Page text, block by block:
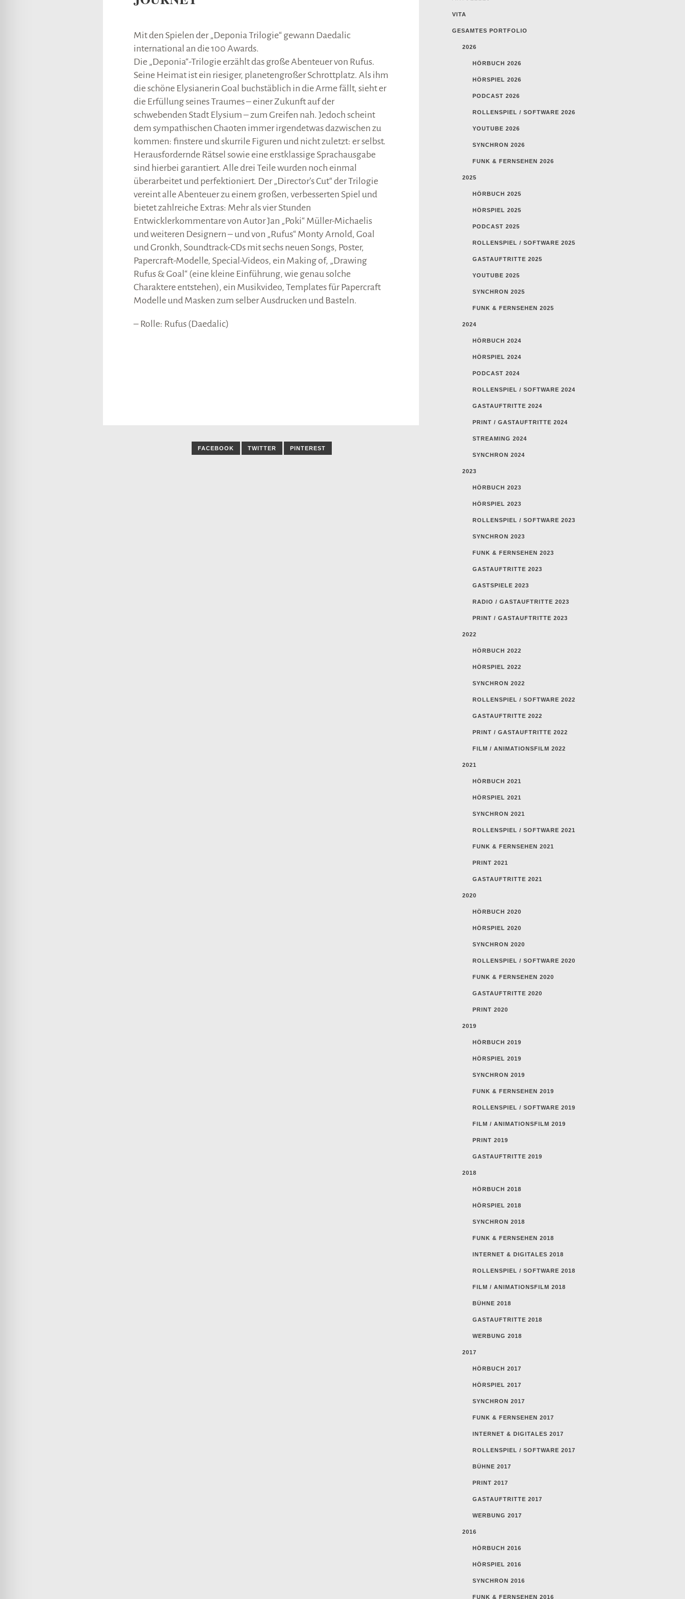
Mit den Spielen der „Deponia Trilogie“ gewann Daedalic
international an die 100 Awards.
Die „Deponia“-Trilogie erzählt das große Abenteuer von Rufus.
Seine Heimat ist ein riesiger, planetengroßer Schrottplatz. Als ihm
die schöne Elysianerin Goal buchstäblich in die Arme fällt, sieht er
die Erfüllung seines Traumes – einer Zukunft auf der
schwebenden Stadt Elysium – zum Greifen nah. Jedoch scheint
dem sympathischen Chaoten immer irgendetwas dazwischen zu
kommen: finstere und skurrile Figuren und nicht zuletzt: er selbst.
Herausfordernde Rätsel sowie eine erstklassige Sprachausgabe
sind hierbei garantiert. Alle drei Teile wurden noch einmal
überarbeitet und perfektioniert. Der „Director’s Cut“ der Trilogie
vereint alle Abenteuer zu einem großen, verbesserten Spiel und
bietet zahlreiche Extras: Mehr als vier Stunden
Entwicklerkommentare von Autor Jan „Poki“ Müller-Michaelis
und weiteren Designern – und von „Rufus“ Monty Arnold, Goal
und Gronkh, Soundtrack-CDs mit sechs neuen Songs, Poster,
Papercraft-Modelle, Special-Videos, ein Making of, „Drawing
Rufus & Goal“ (eine kleine Einführung, wie genau solche
Charaktere entstehen), ein Musikvideo, Templates für Papercraft
Modelle und Masken zum selber Ausdrucken und Basteln.
– Rolle: Rufus (Daedalic)
FACEBOOK TWITTER PINTEREST
VITA
GESAMTES PORTFOLIO
2026
HÖRBUCH 2026
HÖRSPIEL 2026
PODCAST 2026
ROLLENSPIEL / SOFTWARE 2026
YOUTUBE 2026
SYNCHRON 2026
FUNK & FERNSEHEN 2026
2025
HÖRBUCH 2025
HÖRSPIEL 2025
PODCAST 2025
ROLLENSPIEL / SOFTWARE 2025
GASTAUFTRITTE 2025
YOUTUBE 2025
SYNCHRON 2025
FUNK & FERNSEHEN 2025
2024
HÖRBUCH 2024
HÖRSPIEL 2024
PODCAST 2024
ROLLENSPIEL / SOFTWARE 2024
GASTAUFTRITTE 2024
PRINT / GASTAUFTRITTE 2024
STREAMING 2024
SYNCHRON 2024
2023
HÖRBUCH 2023
HÖRSPIEL 2023
ROLLENSPIEL / SOFTWARE 2023
SYNCHRON 2023
FUNK & FERNSEHEN 2023
GASTAUFTRITTE 2023
GASTSPIELE 2023
RADIO / GASTAUFTRITTE 2023
PRINT / GASTAUFTRITTE 2023
2022
HÖRBUCH 2022
HÖRSPIEL 2022
SYNCHRON 2022
ROLLENSPIEL / SOFTWARE 2022
GASTAUFTRITTE 2022
PRINT / GASTAUFTRITTE 2022
FILM / ANIMATIONSFILM 2022
2021
HÖRBUCH 2021
HÖRSPIEL 2021
SYNCHRON 2021
ROLLENSPIEL / SOFTWARE 2021
FUNK & FERNSEHEN 2021
PRINT 2021
GASTAUFTRITTE 2021
2020
HÖRBUCH 2020
HÖRSPIEL 2020
SYNCHRON 2020
ROLLENSPIEL / SOFTWARE 2020
FUNK & FERNSEHEN 2020
GASTAUFTRITTE 2020
PRINT 2020
2019
HÖRBUCH 2019
HÖRSPIEL 2019
SYNCHRON 2019
FUNK & FERNSEHEN 2019
ROLLENSPIEL / SOFTWARE 2019
FILM / ANIMATIONSFILM 2019
PRINT 2019
GASTAUFTRITTE 2019
2018
HÖRBUCH 2018
HÖRSPIEL 2018
SYNCHRON 2018
FUNK & FERNSEHEN 2018
INTERNET & DIGITALES 2018
ROLLENSPIEL / SOFTWARE 2018
FILM / ANIMATIONSFILM 2018
BÜHNE 2018
GASTAUFTRITTE 2018
WERBUNG 2018
2017
HÖRBUCH 2017
HÖRSPIEL 2017
SYNCHRON 2017
FUNK & FERNSEHEN 2017
INTERNET & DIGITALES 2017
ROLLENSPIEL / SOFTWARE 2017
BÜHNE 2017
PRINT 2017
GASTAUFTRITTE 2017
WERBUNG 2017
2016
HÖRBUCH 2016
HÖRSPIEL 2016
SYNCHRON 2016
FUNK & FERNSEHEN 2016